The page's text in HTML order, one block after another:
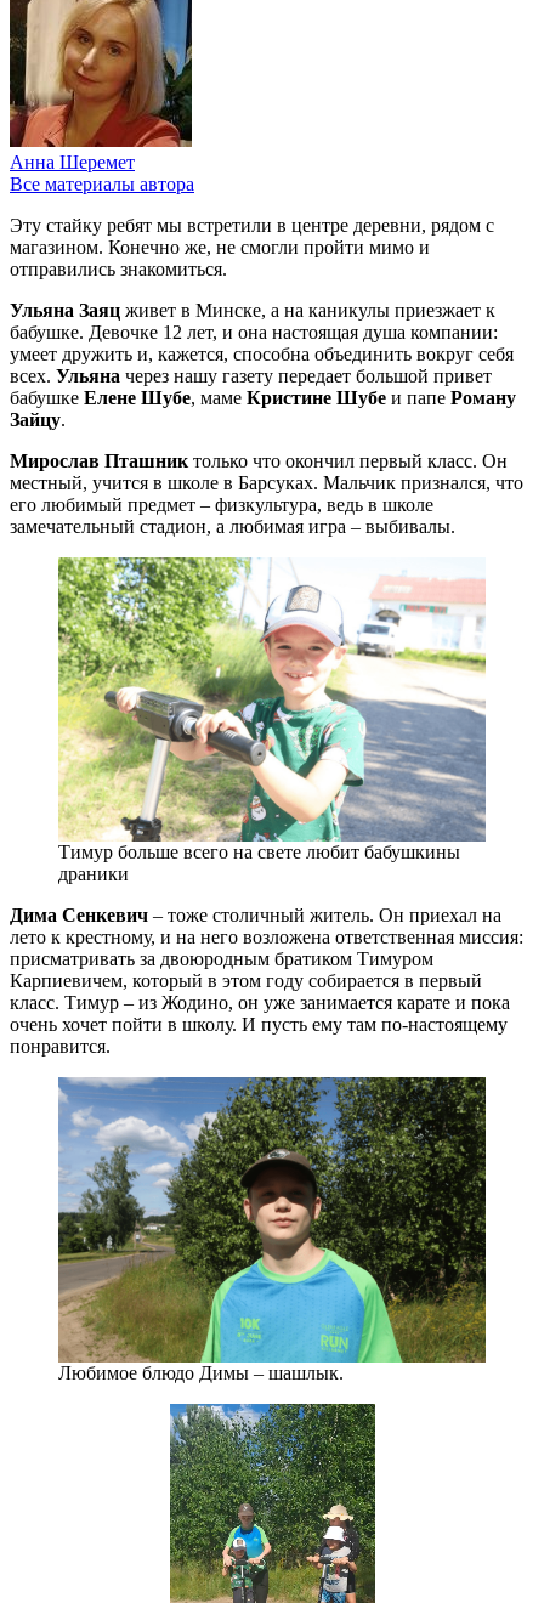
Анна Шеремет
Все материалы автора
Эту стайку ребят мы встретили в центре деревни, рядом с
магазином. Конечно же, не смогли пройти мимо и
отправились знакомиться.
Ульяна Заяц живет в Минске, а на каникулы приезжает к
бабушке. Девочке 12 лет, и она настоящая душа компании:
умеет дружить и, кажется, способна объединить вокруг себя
всех. Ульяна через нашу газету передает большой привет
бабушке Елене Шубе, маме Кристине Шубе и папе Роману
Зайцу.
Мирослав Пташник только что окончил первый класс. Он
местный, учится в школе в Барсуках. Мальчик признался, что
его любимый предмет – физкультура, ведь в школе
замечательный стадион, а любимая игра – выбивалы.
Тимур больше всего на свете любит бабушкины
драники
Дима Сенкевич – тоже столичный житель. Он приехал на
лето к крестному, и на него возложена ответственная миссия:
присматривать за двоюродным братиком Тимуром
Карпиевичем, который в этом году собирается в первый
класс. Тимур – из Жодино, он уже занимается карате и пока
очень хочет пойти в школу. И пусть ему там по-настоящему
понравится.
Любимое блюдо Димы – шашлык.